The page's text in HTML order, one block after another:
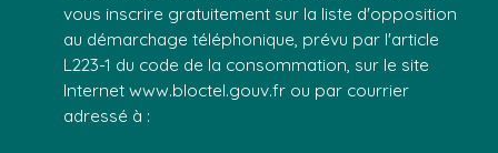
vous inscrire gratuitement sur la liste d'opposition
au démarchage téléphonique, prévu par l'article
L223-1 du code de la consommation, sur le site
Internet www.bloctel.gouv.fr ou par courrier
adressé à :